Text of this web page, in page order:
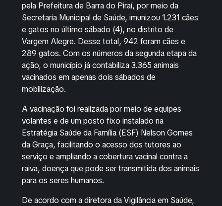
pela Prefeitura de Barra do Piraí, por meio da
Secretaria Municipal de Saúde, imunizou 1.231 cães
e gatos no último sábado (4), no distrito de
Vargem Alegre. Desse total, 942 foram cães e
289 gatos. Com os números da segunda etapa da
ação, o município já contabiliza 3.365 animais
vacinados em apenas dois sábados de
mobilização.
A vacinação foi realizada por meio de equipes
volantes e de um posto fixo instalado na
Estratégia Saúde da Família (ESF) Nelson Gomes
da Graça, facilitando o acesso dos tutores ao
serviço e ampliando a cobertura vacinal contra a
raiva, doença que pode ser transmitida dos animais
para os seres humanos.
De acordo com a diretora da Vigilância em Saúde,